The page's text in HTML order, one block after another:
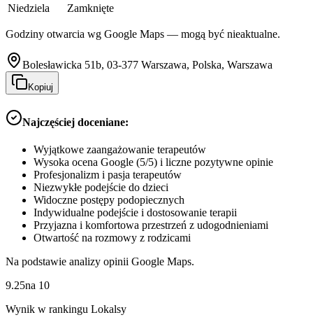
Niedziela
Zamknięte
Godziny otwarcia wg Google Maps — mogą być nieaktualne.
Bolesławicka 51b, 03-377 Warszawa, Polska, Warszawa
Kopiuj
Najczęściej doceniane:
Wyjątkowe zaangażowanie terapeutów
Wysoka ocena Google (5/5) i liczne pozytywne opinie
Profesjonalizm i pasja terapeutów
Niezwykłe podejście do dzieci
Widoczne postępy podopiecznych
Indywidualne podejście i dostosowanie terapii
Przyjazna i komfortowa przestrzeń z udogodnieniami
Otwartość na rozmowy z rodzicami
Na podstawie analizy opinii Google Maps.
9.25na 10
Wynik w rankingu Lokalsy